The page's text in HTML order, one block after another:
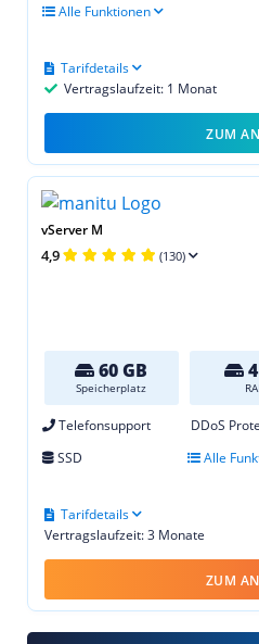
Alle Funktionen
Vertragslaufzeit: 1 Monat
Tarifdetails
ZUM
vServer M
4,9 (130)
60 GB
Speicherplatz
Telefonsupport DDoS
SSD
Alle
Vertragslaufzeit: 3 Monate
Tarifdetails
ZUM